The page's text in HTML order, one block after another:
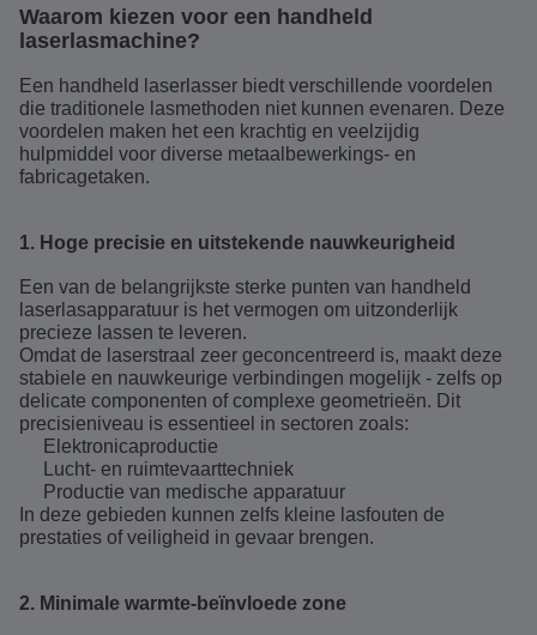
Waarom kiezen voor een handheld
laserlasmachine?
Een handheld laserlasser biedt verschillende voordelen
die traditionele lasmethoden niet kunnen evenaren. Deze
voordelen maken het een krachtig en veelzijdig
hulpmiddel voor diverse metaalbewerkings- en
fabricagetaken.
1. Hoge precisie en uitstekende nauwkeurigheid
Een van de belangrijkste sterke punten van handheld
laserlasapparatuur is het vermogen om uitzonderlijk
precieze lassen te leveren.
Omdat de laserstraal zeer geconcentreerd is, maakt deze
stabiele en nauwkeurige verbindingen mogelijk - zelfs op
delicate componenten of complexe geometrieën. Dit
precisieniveau is essentieel in sectoren zoals:
Elektronicaproductie
Lucht- en ruimtevaarttechniek
Productie van medische apparatuur
In deze gebieden kunnen zelfs kleine lasfouten de
prestaties of veiligheid in gevaar brengen.
2. Minimale warmte-beïnvloede zone